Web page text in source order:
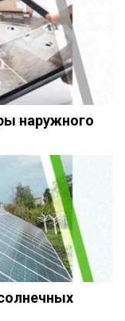
наружного